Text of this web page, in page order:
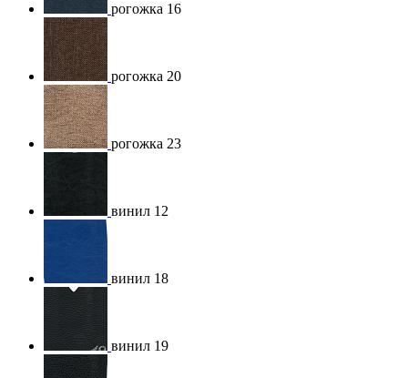
рогожка 16
рогожка 20
рогожка 23
винил 12
винил 18
винил 19